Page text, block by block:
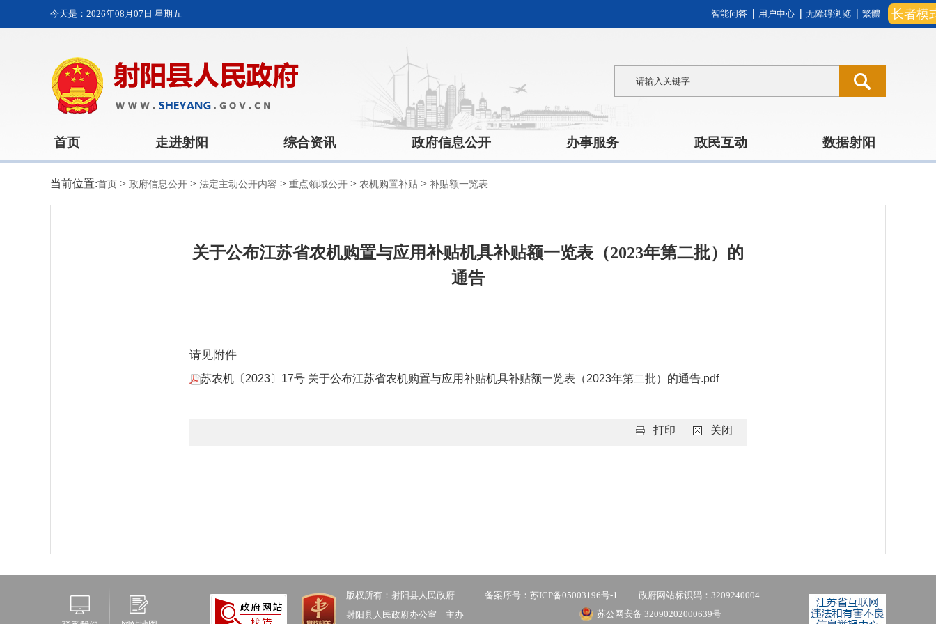
长者模
今天是： 2026年08月07日 星期五 智能问答 用户中心 无障碍浏览 繁體
首页 走进射阳 综合资讯 政府信息公开 办事服务 政民互动 数据射阳
当前位置:首页 > 政府信息公开 > 法定主动公开内容 > 重点领域公开 > 农机购置补贴 > 补贴额一览表
关于公布江苏省农机购置与应用补贴机具补贴额一览表（2023年第二批）的
通告
请见附件
苏农机〔2023〕17号 关于公布江苏省农机购置与应用补贴机具补贴额一览表（2023年第二批）的通告.pdf
打印 关闭
版权所有：射阳县人民政府 备案序号：苏ICP备05003196号-1
政府网站标识码：3209240004
射阳县人民政府办公室 主办
苏公网安备 32090202000639号